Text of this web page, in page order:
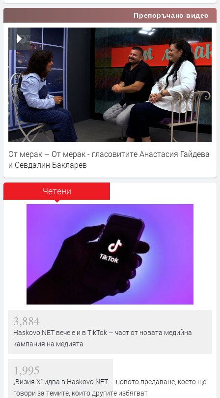
Препоръчано видео
От мерак – От мерак - гласовитите Анастасия Гайдева
и Севдалин Бакларев
Четени
3,884
Haskovo.NET вече е и в TikTok – част от новата медийна
кампания на медията
1,995
„Визия Х“ идва в Haskovo.NET – новото предаване, което ще
говори за темите, които другите избягват